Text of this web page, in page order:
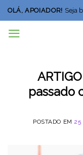
Skip
to
content
OLÁ, APOIADOR! Seja
passado
POSTADO EM 25